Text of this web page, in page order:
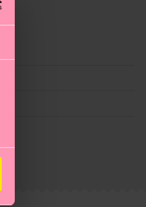
die richtige Pflege von
sobald deine Bestellung
Land abhängt.